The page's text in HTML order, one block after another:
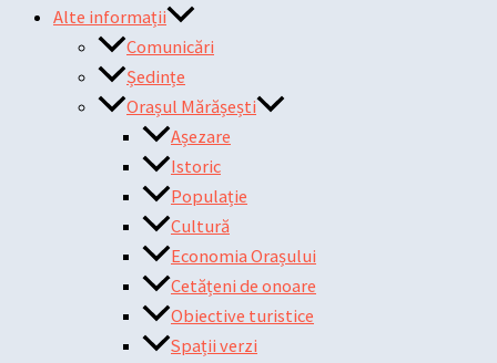
Alte informații
Comunicări
Ședințe
Orașul Mărășești
Așezare
Istoric
Populație
Cultură
Economia Orașului
Cetățeni de onoare
Obiective turistice
Spații verzi